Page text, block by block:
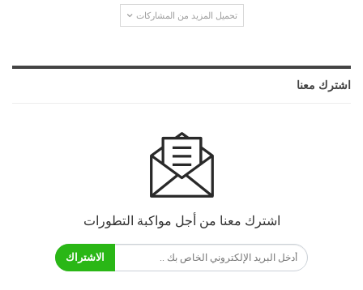
تحميل المزيد من المشاركات
اشترك معنا
اشترك معنا من أجل مواكبة التطورات
الاشتراك